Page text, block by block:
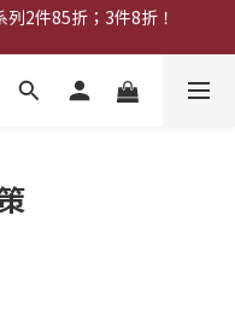
券可享8折優惠
2件85折；3件8折！